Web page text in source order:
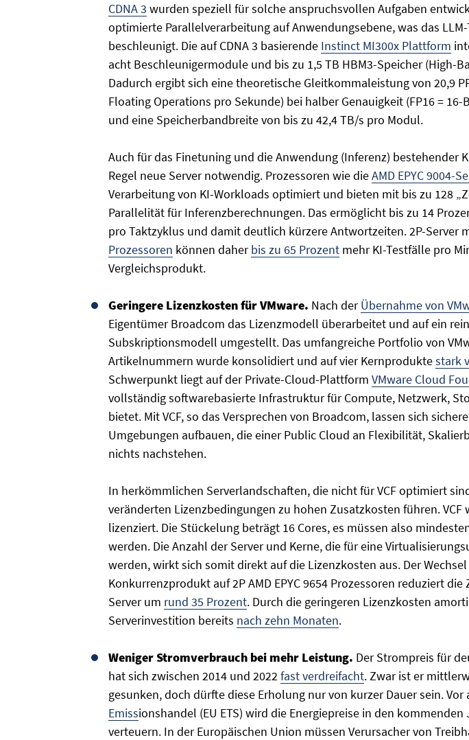
CDNA 3 wurden speziell für solche anspruchsvollen Aufgaben
optimierte Parallelverarbeitung auf Anwendungsebene, was das
beschleunigt. Die auf CDNA 3 basierende Instinct MI300x Plattform
acht Beschleunigermodule und bis zu 1,5 TB HBM3-Speicher (High-
Dadurch ergibt sich eine theoretische Gleitkommaleistung von 20,9
Floating Operations pro Sekunde) bei halber Genauigkeit (FP16 =
und eine Speicherbandbreite von bis zu 42,4 TB/s pro Modul.
Auch für das Finetuning und die Anwendung (Inferenz) bestehender
Regel neue Server notwendig. Prozessoren wie dieAMD EPYC 9004-
Verarbeitung von KI-Workloads optimiert und bieten mit bis zu 128
Parallelität für Inferenzberechnungen. Das ermöglicht bis zu 14
pro Taktzyklus und damit deutlich kürzere Antwortzeiten. 2P-Server
Prozessoren können daherbis zu 65 Prozent mehr KI-Testfälle pro
Vergleichsprodukt.
Geringere Lizenzkosten für VMware. Nach derÜbernahme von
Eigentümer Broadcom das Lizenzmodell überarbeitet und auf ein
Subskriptionsmodell umgestellt. Das umfangreiche Portfolio von
Artikelnummern wurde konsolidiert und auf vier Kernproduktestark
Schwerpunkt liegt auf der Private-Cloud-Plattform VMware Cloud
vollständig softwarebasierte Infrastruktur für Compute, Netzwerk,
bietet. Mit VCF, so das Versprechen von Broadcom, lassen sich
Umgebungen aufbauen, die einer Public Cloud an Flexibilität,
nichts nachstehen.
In herkömmlichen Serverlandschaften, die nicht für VCF optimiert
veränderten Lizenzbedingungen zu hohen Zusatzkosten führen. VCF
lizenziert. Die Stückelung beträgt 16 Cores, es müssen also
werden. Die Anzahl der Server und Kerne, die für eine
werden, wirkt sich somit direkt auf die Lizenzkosten aus. Der
Konkurrenzprodukt auf 2P AMD EPYC 9654 Prozessoren reduziert
Server um rund 35 Prozent. Durch die geringeren Lizenzkosten
Serverinvestition bereits nach zehn Monaten.
Weniger Stromverbrauch bei mehr Leistung. Der Strompreis für
hat sich zwischen 2014 und 2022fast verdreifacht. Zwar ist er
gesunken, doch dürfte diese Erholung nur von kurzer Dauer sein.
Emissionshandel (EU ETS) wird die Energiepreise in den
verteuern. In der Europäischen Union müssen Verursacher von